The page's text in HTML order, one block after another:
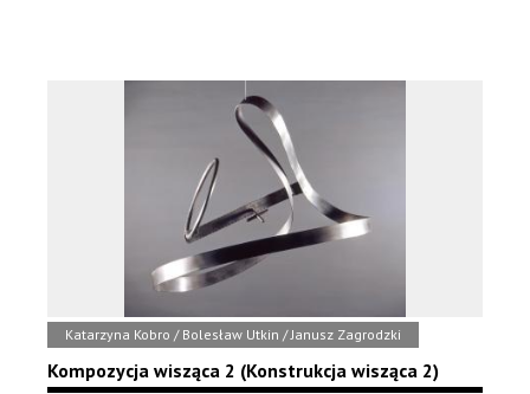
Katarzyna Kobro / Bolesław Utkin / Janusz Zagrodzki
Kompozycja wisząca 2 (Konstrukcja wisząca 2)